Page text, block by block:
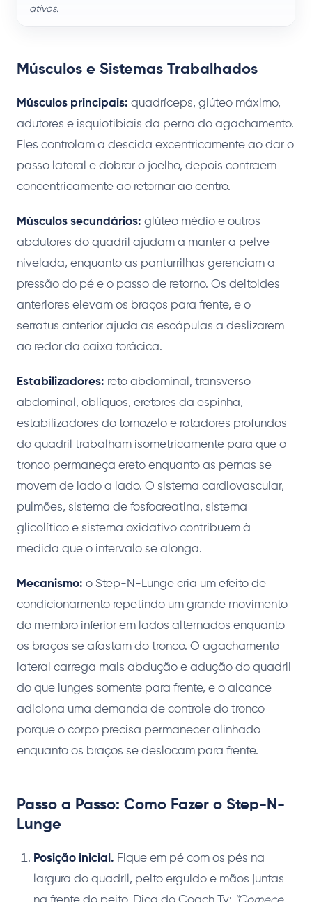
ativos.
Músculos e Sistemas Trabalhados
Músculos principais: quadríceps, glúteo máximo,
adutores e isquiotibiais da perna do agachamento.
Eles controlam a descida excentricamente ao dar o
passo lateral e dobrar o joelho, depois contraem
concentricamente ao retornar ao centro.
Músculos secundários: glúteo médio e outros
abdutores do quadril ajudam a manter a pelve
nivelada, enquanto as panturrilhas gerenciam a
pressão do pé e o passo de retorno. Os deltoides
anteriores elevam os braços para frente, e o
serratus anterior ajuda as escápulas a deslizarem
ao redor da caixa torácica.
Estabilizadores: reto abdominal, transverso
abdominal, oblíquos, eretores da espinha,
estabilizadores do tornozelo e rotadores profundos
do quadril trabalham isometricamente para que o
tronco permaneça ereto enquanto as pernas se
movem de lado a lado. O sistema cardiovascular,
pulmões, sistema de fosfocreatina, sistema
glicolítico e sistema oxidativo contribuem à
medida que o intervalo se alonga.
Mecanismo: o Step-N-Lunge cria um efeito de
condicionamento repetindo um grande movimento
do membro inferior em lados alternados enquanto
os braços se afastam do tronco. O agachamento
lateral carrega mais abdução e adução do quadril
do que lunges somente para frente, e o alcance
adiciona uma demanda de controle do tronco
porque o corpo precisa permanecer alinhado
enquanto os braços se deslocam para frente.
Passo a Passo: Como Fazer o Step-N-
Lunge
Posição inicial. Fique em pé com os pés na
largura do quadril, peito erguido e mãos juntas